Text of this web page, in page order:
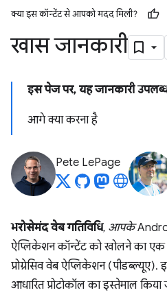
क्या इस कॉन्टेंट से आपको मदद मिली?
खास जानकारी
इस पेज पर, यह जानकारी
आगे क्या करना है
Pete LePage
भरोसेमंद वेब गतिविधि, आपके
ऐप्लिकेशन कॉन्टेंट को खोलने का एक
प्रोग्रेसिव वेब ऐप्लिकेशन
आधारित प्रोटोकॉल का इस्तेमाल किया